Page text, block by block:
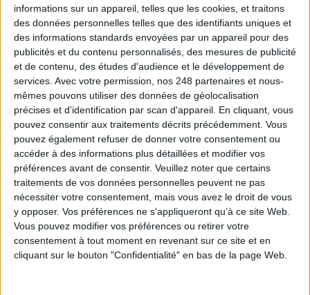
informations sur un appareil, telles que les cookies, et traitons
des données personnelles telles que des identifiants uniques et
des informations standards envoyées par un appareil pour des
publicités et du contenu personnalisés, des mesures de publicité
et de contenu, des études d'audience et le développement de
services. Avec votre permission, nos 248 partenaires et nous-
mêmes pouvons utiliser des données de géolocalisation
précises et d’identification par scan d'appareil. En cliquant, vous
pouvez consentir aux traitements décrits précédemment. Vous
pouvez également refuser de donner votre consentement ou
accéder à des informations plus détaillées et modifier vos
préférences avant de consentir. Veuillez noter que certains
traitements de vos données personnelles peuvent ne pas
nécessiter votre consentement, mais vous avez le droit de vous
y opposer. Vos préférences ne s'appliqueront qu’à ce site Web.
Vous pouvez modifier vos préférences ou retirer votre
consentement à tout moment en revenant sur ce site et en
cliquant sur le bouton "Confidentialité" en bas de la page Web.
Google déploie AI Overview en France et engage un
bras de fer avec les éditeurs de presse
Information juridique : LexisNexis intègre Mistral
dans sa plateforme juridique
En forte hausse, la fraude documentaire se
banalise à tous les niveaux de la société